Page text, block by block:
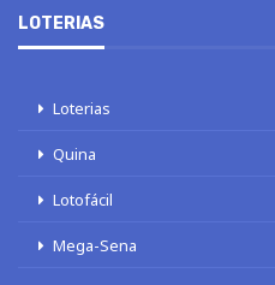
LOTERIAS
Loterias
Quina
Lotofácil
Mega-Sena